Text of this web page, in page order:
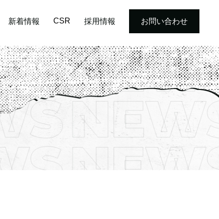
新着情報 CSR 採用情報 お問い合わせ